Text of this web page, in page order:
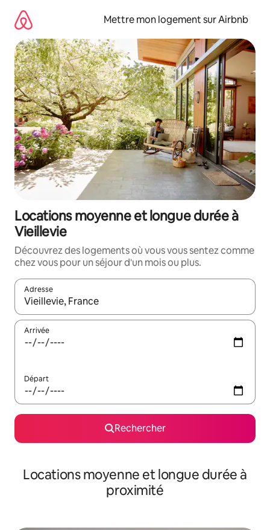
directement
contenu
Mettre mon logement sur Airbnb
Locations moyenne et longue durée à
Vieillevie
Découvrez des logements où vous vous sentez comme
chez vous pour un séjour d'un mois ou plus.
Adresse
Lorsque les résultats s'affichent, utilisez les flèches vers le
Arrivée
Départ
Rechercher
Locations moyenne et longue durée à
proximité